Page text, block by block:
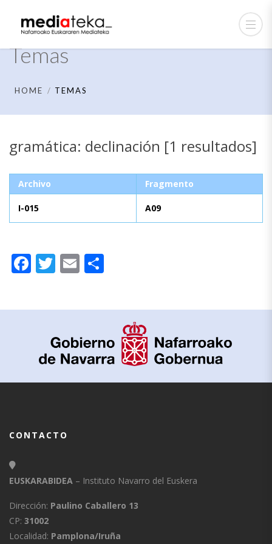
Temas
HOME TEMAS
gramática: declinación [1 resultados]
Archivo Fragmento
I-015 A09
Facebook
Twitter
Email
CONTACTO
EUSKARABIDEA – Instituto Navarro del Euskera
Dirección: Paulino Caballero 13
CP: 31002
Localidad: Pamplona/Iruña